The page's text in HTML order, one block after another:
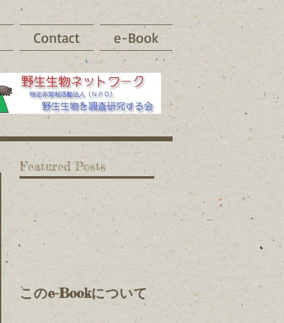
Contact e-Book
Featured Posts
このe-Bookについて